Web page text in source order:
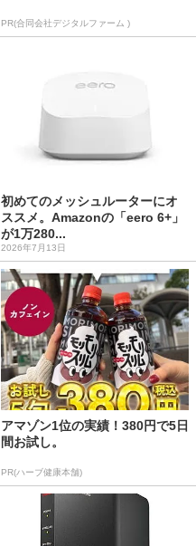
PR(合同会社デジタルファーム )
初めてのメッシュルーターにオ
ススメ。Amazonの「eero 6+」
が1万280...
2026年7月13日
アマゾン1位の実績！380円で5日
間お試し。
PR(ハーブ健康本舗)